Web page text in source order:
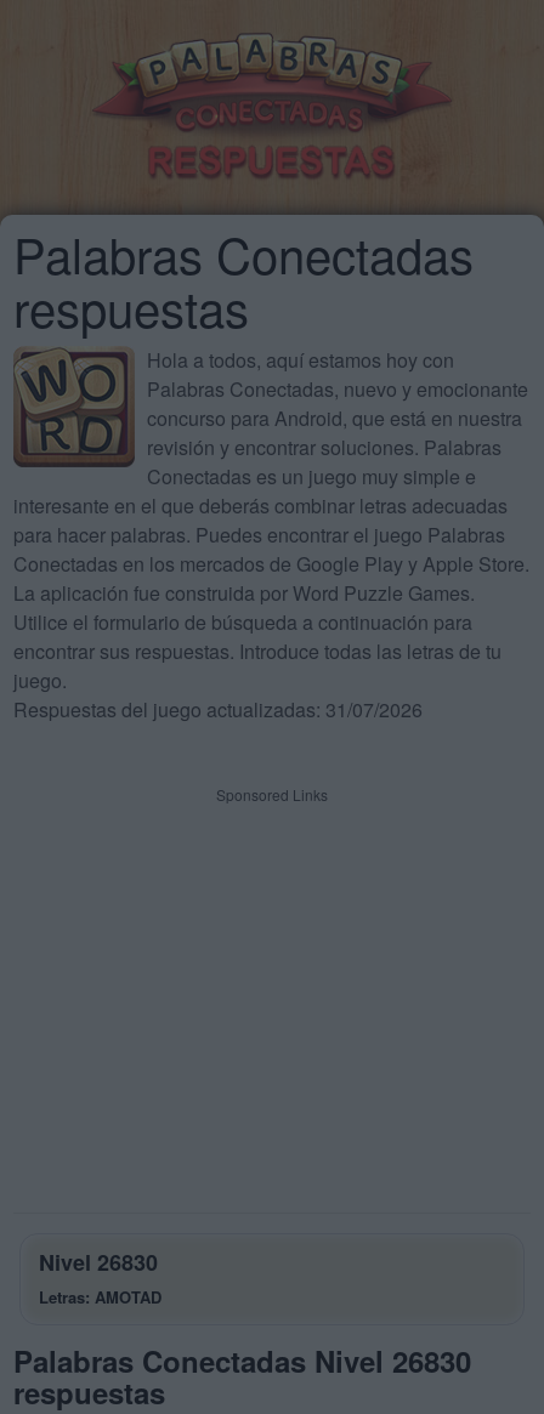
Palabras Conectadas
respuestas
Hola a todos, aquí estamos hoy con
Palabras Conectadas, nuevo y emocionante
concurso para Android, que está en nuestra
revisión y encontrar soluciones. Palabras
Conectadas es un juego muy simple e
interesante en el que deberás combinar letras adecuadas
para hacer palabras. Puedes encontrar el juego Palabras
Conectadas en los mercados de Google Play y Apple Store.
La aplicación fue construida por Word Puzzle Games.
Utilice el formulario de búsqueda a continuación para
encontrar sus respuestas. Introduce todas las letras de tu
juego.
Respuestas del juego actualizadas: 31/07/2026
Sponsored Links
Nivel 26830
Letras: AMOTAD
Palabras Conectadas Nivel 26830
respuestas